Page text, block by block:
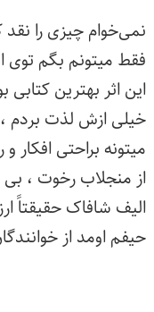
نمی‌خوام چیزی را
فقط میتونم بگم توی
این اثر بهترین
خیلی ازش لذت بردم
میتونه براحتی افکار
از منجلاب رخوت ، بی
الیف شافاک حقیقتاً
حیفم اومد از